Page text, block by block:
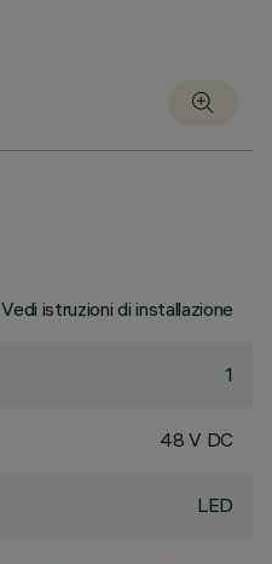
Vedi istruzioni di installazione
1
48 V DC
LED